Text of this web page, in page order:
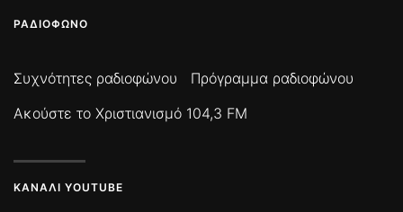
ΡΑΔΙΌΦΩΝΟ
Συχνότητες ραδιοφώνου
Πρόγραμμα ραδιοφώνου
Ακούστε το Χριστιανισμό 104,3 FM
ΚΑΝΆΛΙ YOUTUBE